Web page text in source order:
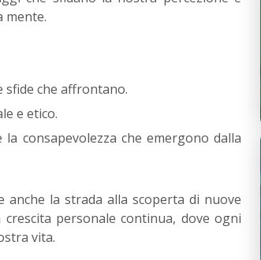
mente.
sfide che affrontano.
e etico.
consapevolezza che emergono dalla
anche la strada alla scoperta di nuove
personale continua, dove ogni
vita.